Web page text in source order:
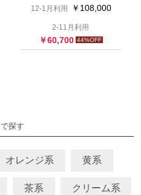
12-1月利用 ￥ 108,000
2-11月利用
￥60,700 44%OFF
で探す
オレンジ系 黄系
茶系 クリーム系